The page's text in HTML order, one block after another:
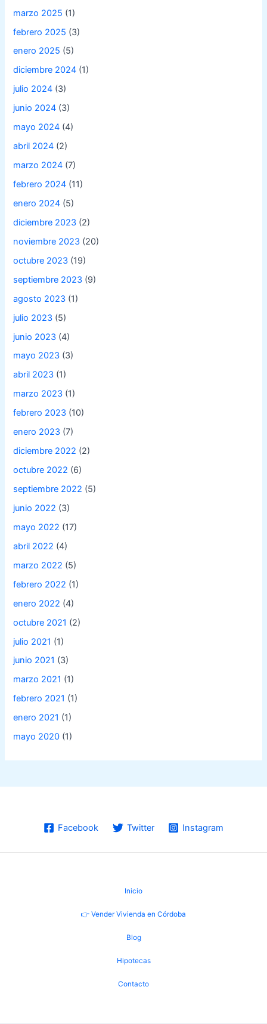
marzo 2025 (1)
febrero 2025 (3)
enero 2025 (5)
diciembre 2024 (1)
julio 2024 (3)
junio 2024 (3)
mayo 2024 (4)
abril 2024 (2)
marzo 2024 (7)
febrero 2024 (11)
enero 2024 (5)
diciembre 2023 (2)
noviembre 2023 (20)
octubre 2023 (19)
septiembre 2023 (9)
agosto 2023 (1)
julio 2023 (5)
junio 2023 (4)
mayo 2023 (3)
abril 2023 (1)
marzo 2023 (1)
febrero 2023 (10)
enero 2023 (7)
diciembre 2022 (2)
octubre 2022 (6)
septiembre 2022 (5)
junio 2022 (3)
mayo 2022 (17)
abril 2022 (4)
marzo 2022 (5)
febrero 2022 (1)
enero 2022 (4)
octubre 2021 (2)
julio 2021 (1)
junio 2021 (3)
marzo 2021 (1)
febrero 2021 (1)
enero 2021 (1)
mayo 2020 (1)
Facebook Twitter Instagram
Inicio
👉 Vender Vivienda en Córdoba
Blog
Hipotecas
Contacto